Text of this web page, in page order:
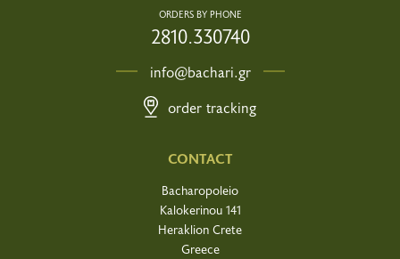
CONTACT
Bacharopoleio
Kalokerinou 141
Heraklion Crete
Greece
ORDERS BY PHONE
2810.330740
info@bachari.gr
order tracking